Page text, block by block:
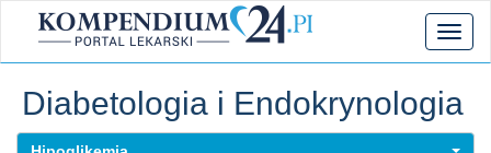
Diabetologia i Endokrynologia